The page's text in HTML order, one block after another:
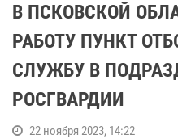
В ПСКОВСКОЙ
РАБОТУ ПУНКТ
СЛУЖБУ В
РОСГВАРДИИ
22 ноября 2023, 14:22